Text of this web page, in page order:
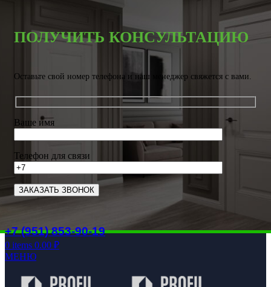
ПОЛУЧИТЬ КОНСУЛЬТАЦИЮ
Оставьте свой номер телефона и наш менеджер свяжется с вами.
Ваше имя
Телефон для связи
+7 (951) 853-90-19
0 items 0.00 ₽
МЕНЮ